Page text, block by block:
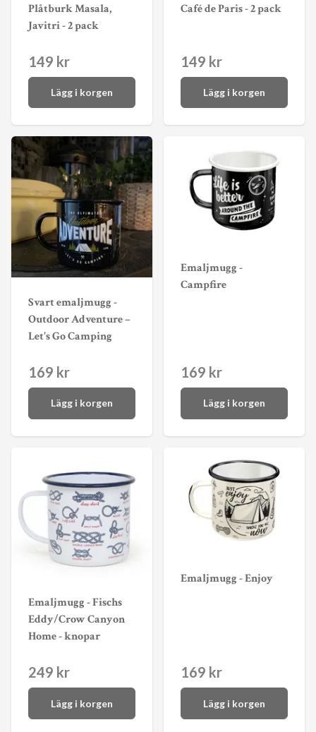
Plåtburk Masala,
Javitri - 2 pack
149 kr
Lägg i korgen
Café de Paris - 2 pack
149 kr
Lägg i korgen
Svart emaljmugg -
Outdoor Adventure –
Let's Go Camping
169 kr
Lägg i korgen
Emaljmugg -
Campfire
169 kr
Lägg i korgen
Emaljmugg - Fischs
Eddy/Crow Canyon
Home - knopar
249 kr
Lägg i korgen
Emaljmugg - Enjoy
169 kr
Lägg i korgen